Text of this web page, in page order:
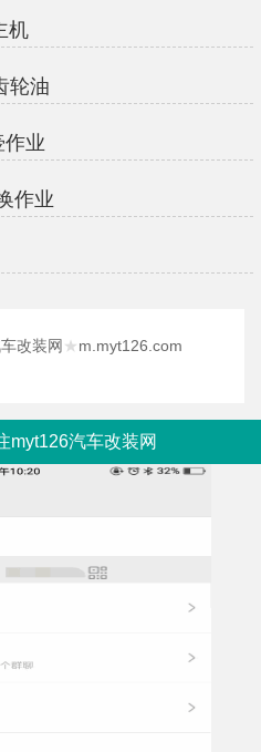
机
轮油
作业
作业
改装网 ★m.myt126.com
myt126汽车改装网